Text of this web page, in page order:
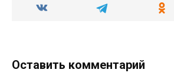
Оставить комментарий